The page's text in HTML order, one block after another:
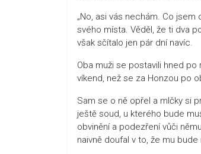
„No, asi vás nechám. Co
svého místa. Věděl, že ti dva
však sčítalo jen pár dní navíc.
Oba muži se postavili hned
víkend, než se za Honzou po
Sam se o ně opřel a mlčky si
ještě soud, u kterého bude
obvinění a podezření vůči
naivně doufal v to, že mu